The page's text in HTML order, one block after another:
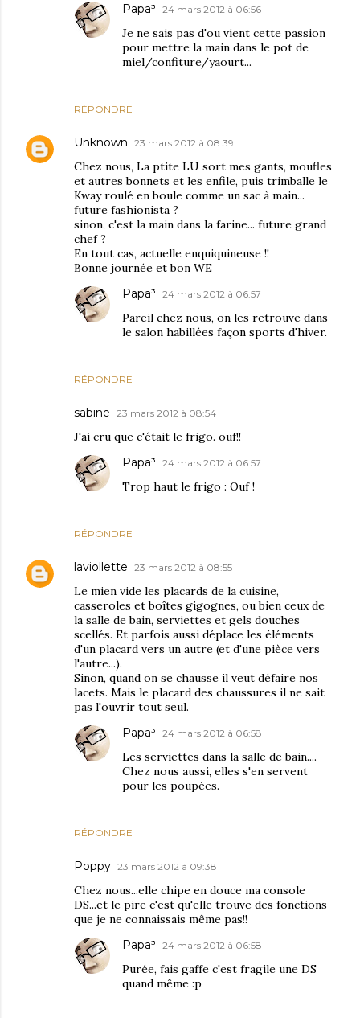
RÉPONDRE
Papa³ 24 mars 2012 à 06:56
Je ne sais pas d'ou vient cette passion
pour mettre la main dans le pot de
miel/confiture/yaourt...
Unknown 23 mars 2012 à 08:39
Chez nous, La ptite LU sort mes gants, moufles
et autres bonnets et les enfile, puis trimballe le
Kway roulé en boule comme un sac à main...
future fashionista ?
sinon, c'est la main dans la farine... future grand
chef ?
En tout cas, actuelle enquiquineuse !!
Bonne journée et bon WE
RÉPONDRE
Papa³ 24 mars 2012 à 06:57
Pareil chez nous, on les retrouve dans
le salon habillées façon sports d'hiver.
sabine 23 mars 2012 à 08:54
J'ai cru que c'était le frigo. ouf!!
RÉPONDRE
Papa³ 24 mars 2012 à 06:57
Trop haut le frigo : Ouf !
laviollette 23 mars 2012 à 08:55
Le mien vide les placards de la cuisine,
casseroles et boîtes gigognes, ou bien ceux de
la salle de bain, serviettes et gels douches
scellés. Et parfois aussi déplace les éléments
d'un placard vers un autre (et d'une pièce vers
l'autre...).
Sinon, quand on se chausse il veut défaire nos
lacets. Mais le placard des chaussures il ne sait
pas l'ouvrir tout seul.
RÉPONDRE
Papa³ 24 mars 2012 à 06:58
Les serviettes dans la salle de bain....
Chez nous aussi, elles s'en servent
pour les poupées.
Poppy 23 mars 2012 à 09:38
Chez nous...elle chipe en douce ma console
DS...et le pire c'est qu'elle trouve des fonctions
que je ne connaissais même pas!!
Papa³ 24 mars 2012 à 06:58
Purée, fais gaffe c'est fragile une DS
quand même :p